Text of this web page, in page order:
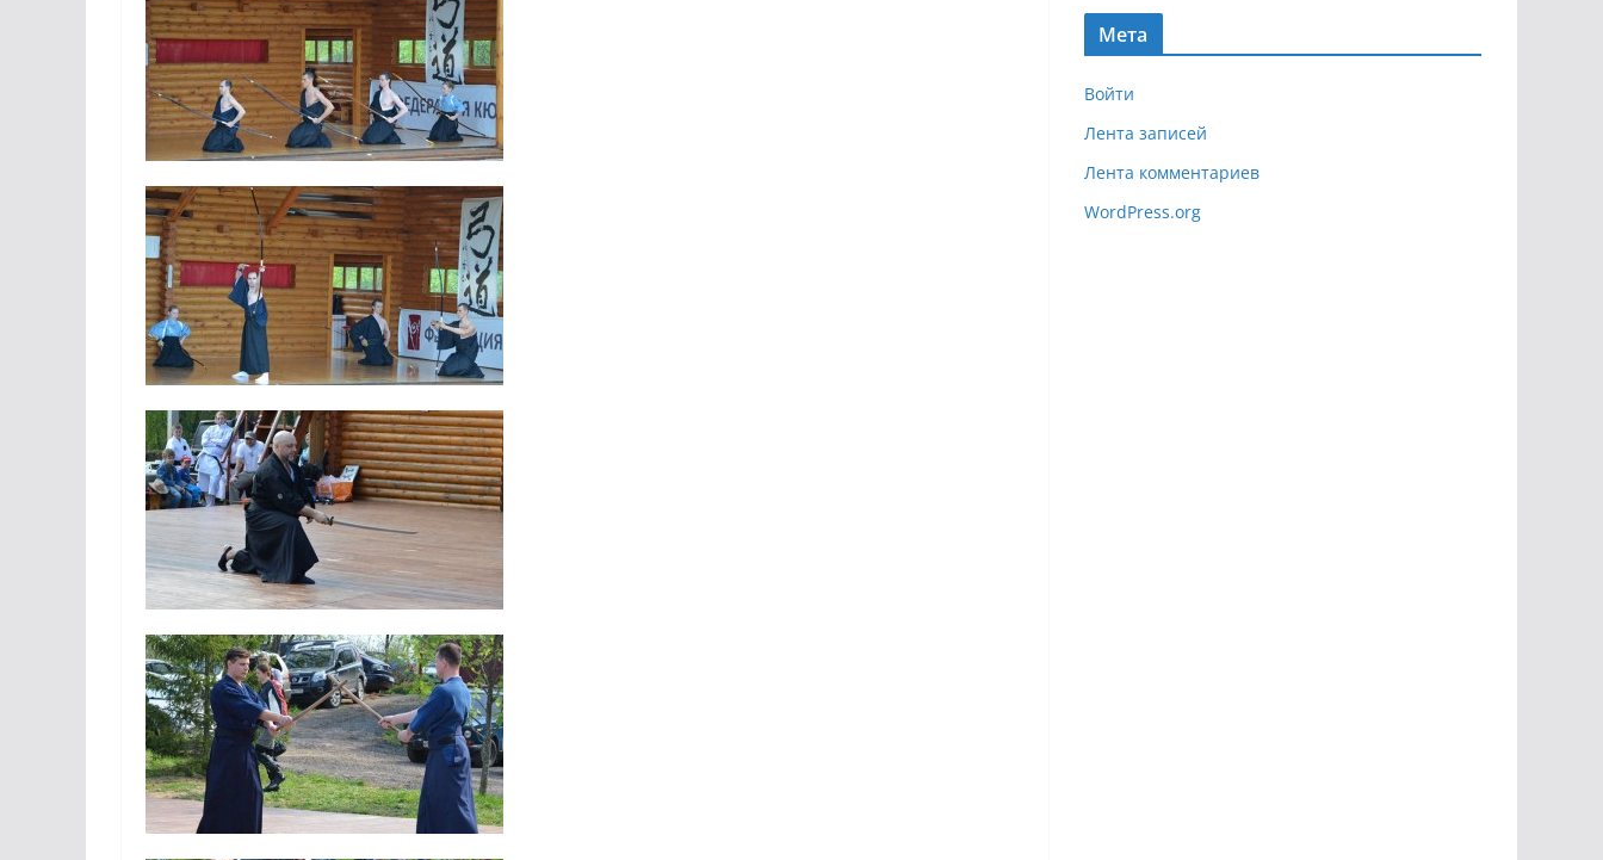
я
х
Мета
Войти
Лента записей
Лента комментариев
WordPress.org